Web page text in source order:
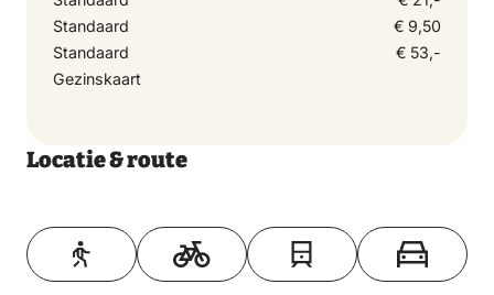
Standaard
€ 9,50
Standaard
€ 53,-
Gezinskaart
Locatie & route
Toon op kaart